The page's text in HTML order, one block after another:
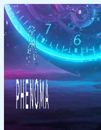
Перейти
к
содержимому